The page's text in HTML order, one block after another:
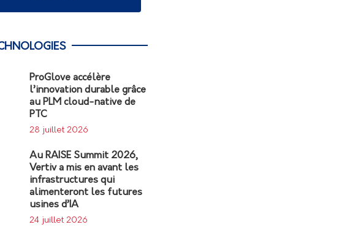
ProGlove accélère
l’innovation durable grâce
au PLM cloud-native de
PTC
28 juillet 2026
Au RAISE Summit 2026,
Vertiv a mis en avant les
infrastructures qui
alimenteront les futures
usines d’IA
24 juillet 2026